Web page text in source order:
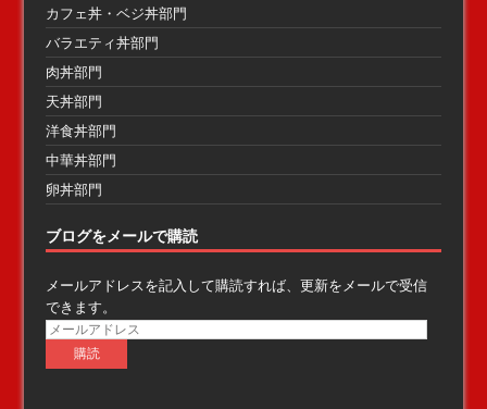
カフェ丼・ベジ丼部門
バラエティ丼部門
肉丼部門
天丼部門
洋食丼部門
中華丼部門
卵丼部門
ブログをメールで購読
メールアドレスを記入して購読すれば、更新をメールで受信
できます。
メ
ル